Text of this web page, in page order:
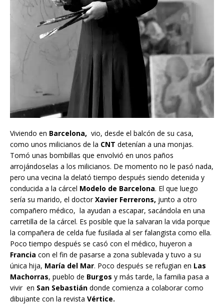
Viviendo en Barcelona, vio, desde el balcón de su casa,
como unos milicianos de la CNT detenían a una monjas.
Tomó unas bombillas que envolvió en unos paños
arrojándoselas a los milicianos. De momento no le pasó nada,
pero una vecina la delató tiempo después siendo detenida y
conducida a la cárcel Modelo de Barcelona. El que luego
sería su marido, el doctorXavier Ferrerons, junto a otro
compañero médico, la ayudan a escapar, sacándola en una
carretilla de la cárcel. Es posible que la salvaran la vida porque
la compañera de celda fue fusilada al ser falangista como ella.
Poco tiempo después se casó con el médico, huyeron a
Francia con el fin de pasarse a zona sublevada y tuvo a su
única hija, María del Mar. Poco después se refugian en Las
Machorras, pueblo de Burgos y más tarde, la familia pasa a
vivir en San Sebastián donde comienza a colaborar como
dibujante con la revista Vértice.